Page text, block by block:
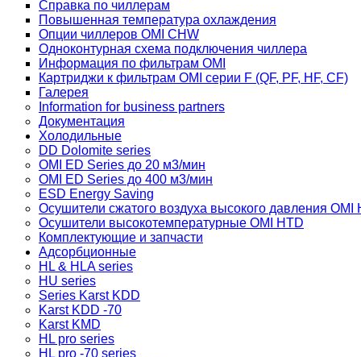
Справка по чиллерам
Повышенная температура охлаждения
Опции чиллеров OMI CHW
Одноконтурная схема подключения чиллера
Информация по фильтрам OMI
Картриджи к фильтрам OMI серии F (QF, PF, HF, CF)
Галерея
Information for business partners
Документация
Холодильные
DD Dolomite series
OMI ED Series до 20 м3/мин
OMI ED Series до 400 м3/мин
ESD Energy Saving
Осушители сжатого воздуха высокого давления OMI
Осушители высокотемпературные OMI HTD
Комплектующие и запчасти
Адсорбционные
HL & HLA series
HU series
Series Karst KDD
Karst KDD -70
Karst KMD
HL pro series
HL pro -70 series